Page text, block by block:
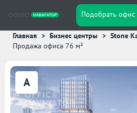
Подобрать офис
Главная Бизнес центры
Stone
Продажа офиса 76 м²
A